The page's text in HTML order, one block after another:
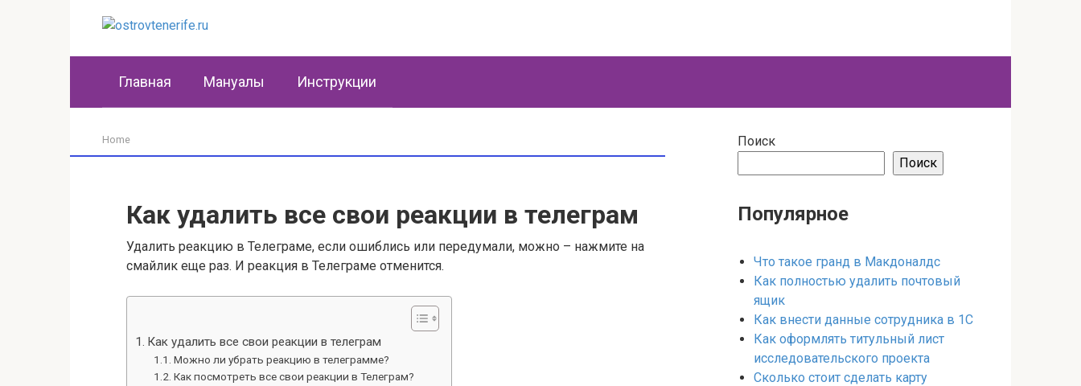
Главная Мануалы Инструкции
Home
Как удалить все свои реакции в телеграм
Удалить реакцию в Телеграме, если ошиблись или передумали, можно – нажмите на
смайлик еще раз. И реакция в Телеграме отменится.
Как удалить все свои реакции в телеграм
Можно ли убрать реакцию в телеграмме?
Как посмотреть все свои реакции в Телеграм?
Поиск
Поиск
Популярное
Что такое гранд в Макдоналдс
Как полностью удалить почтовый
ящик
Как внести данные сотрудника в 1С
Как оформлять титульный лист
исследовательского проекта
Сколько стоит сделать карту